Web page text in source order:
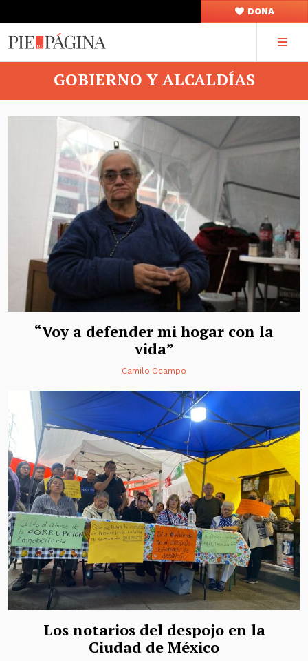
DONA
GOBIERNO Y ALCALDÍAS
“Voy a defender mi hogar con la
vida”
Camilo Ocampo
Los notarios del despojo en la
Ciudad de México